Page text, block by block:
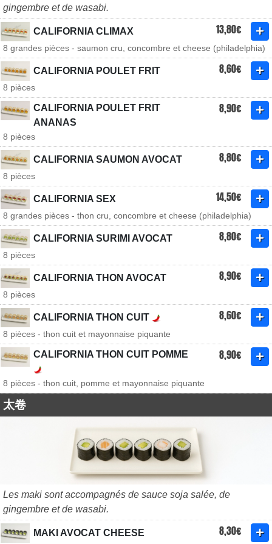
gingembre et de wasabi.
CALIFORNIA CLIMAX 13,80€
8 grandes pièces - saumon cru, concombre et cheese (philadelphia)
CALIFORNIA POULET FRIT 8,60€
8 pièces
CALIFORNIA POULET FRIT
ANANAS
8,90€
8 pièces
CALIFORNIA SAUMON AVOCAT 8,80€
8 pièces
CALIFORNIA SEX 14,50€
8 grandes pièces - thon cru, concombre et cheese (philadelphia)
CALIFORNIA SURIMI AVOCAT 8,80€
8 pièces
CALIFORNIA THON AVOCAT 8,90€
8 pièces
CALIFORNIA THON CUIT 8,60€
8 pièces - thon cuit et mayonnaise piquante
CALIFORNIA THON CUIT POMME 8,90€
8 pièces - thon cuit, pomme et mayonnaise piquante
太卷
Les maki sont accompagnés de sauce soja salée, de
gingembre et de wasabi.
MAKI AVOCAT CHEESE 8,30€